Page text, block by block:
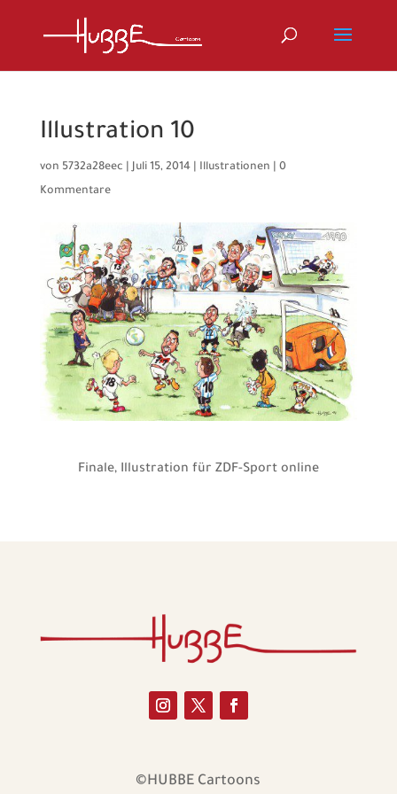
Illustration 10
von 5732a28eec |Juli 15, 2014| Illustrationen
0
Kommentare
Finale, Illustration für ZDF-Sport online
©HUBBE Cartoons